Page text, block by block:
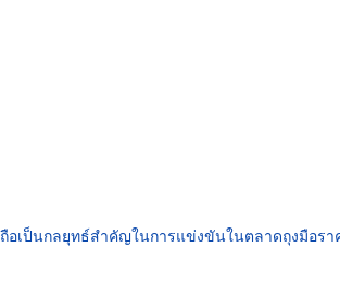
อเป็นกลยุทธ์สำคัญในการแข่งขันในตลาดถุงมือรา